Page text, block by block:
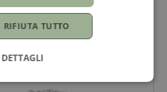
RIFIUTA TUTTO